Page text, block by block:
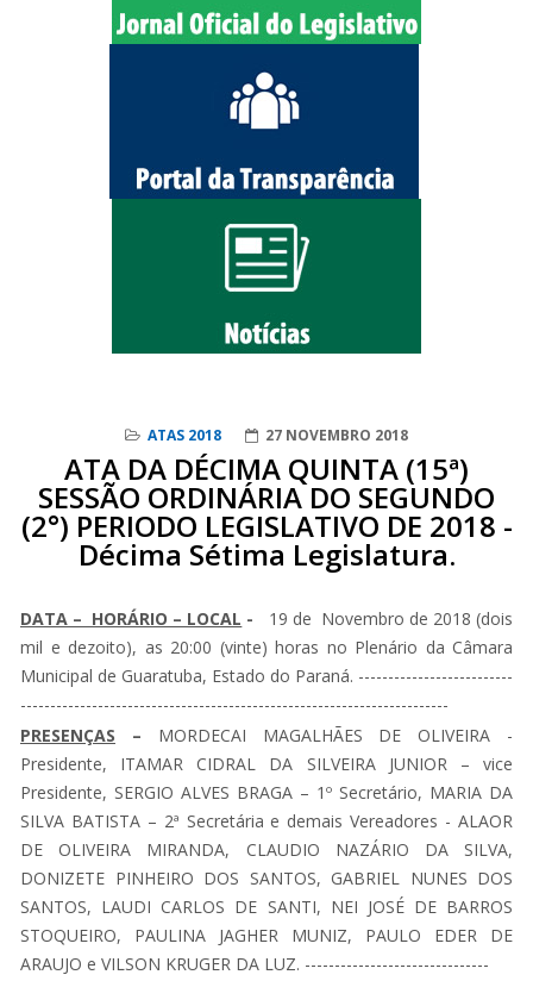
ATAS 2018 27 NOVEMBRO 2018
ATA DA DÉCIMA QUINTA (15ª)
SESSÃO ORDINÁRIA DO SEGUNDO
(2°) PERIODO LEGISLATIVO DE 2018 -
Décima Sétima Legislatura.
DATA – HORÁRIO – LOCAL -
19 de Novembro de 2018 (dois
mil e dezoito), as 20:00 (vinte) horas no Plenário da Câmara
Municipal de Guaratuba, Estado do Paraná. --------------------------
------------------------------------------------------------------------
PRESENÇAS – MORDECAI MAGALHÃES DE OLIVEIRA -
Presidente, ITAMAR CIDRAL DA SILVEIRA JUNIOR – vice
Presidente, SERGIO ALVES BRAGA – 1º Secretário, MARIA DA
SILVA BATISTA – 2ª Secretária e demais Vereadores - ALAOR
DE OLIVEIRA MIRANDA, CLAUDIO NAZÁRIO DA SILVA,
DONIZETE PINHEIRO DOS SANTOS, GABRIEL NUNES DOS
SANTOS, LAUDI CARLOS DE SANTI, NEI JOSÉ DE BARROS
STOQUEIRO, PAULINA JAGHER MUNIZ, PAULO EDER DE
ARAUJO e VILSON KRUGER DA LUZ. -------------------------------